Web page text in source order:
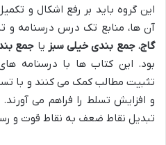
این گروه باید بر رفع اشکال و
آن ها، منابع تک درس درسنامه و
گاج،جمع بندی خیلی سبز یا جمع
بود. این کتاب ها با درسنامه
تثبیت مطالب کمک می کنند و با
و افزایش تسلط را فراهم می
تبدیل نقاط ضعف به نقاط قوت و